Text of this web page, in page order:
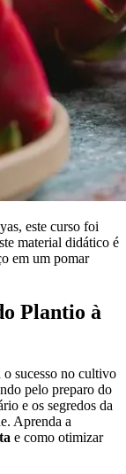
este curso foi
material didático é
em um pomar
Plantio à
o sucesso no cultivo
pelo preparo do
e os segredos da
Aprenda a
e como otimizar